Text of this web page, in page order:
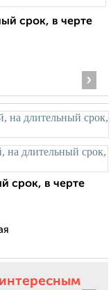
срок, в черте
›
срок, в черте